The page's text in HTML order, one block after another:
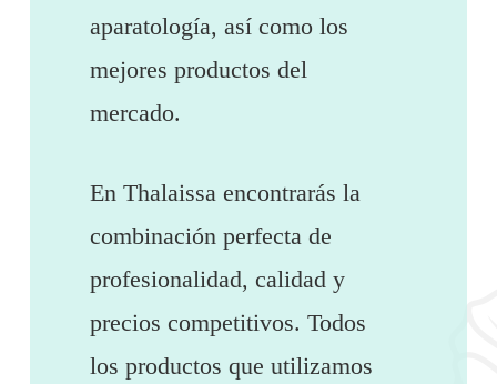
aparatología, así como los
mejores productos del
mercado.
En Thalaissa encontrarás la
combinación perfecta de
profesionalidad, calidad y
precios competitivos. Todos
los productos que utilizamos